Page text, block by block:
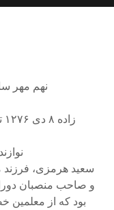
سعید هرمزی، فرزند
و صاحب منصبان
بود که از معلمین